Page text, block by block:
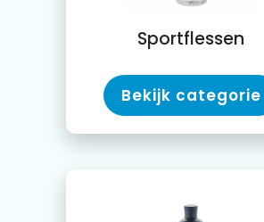
Sportflessen
Bekijk categorie